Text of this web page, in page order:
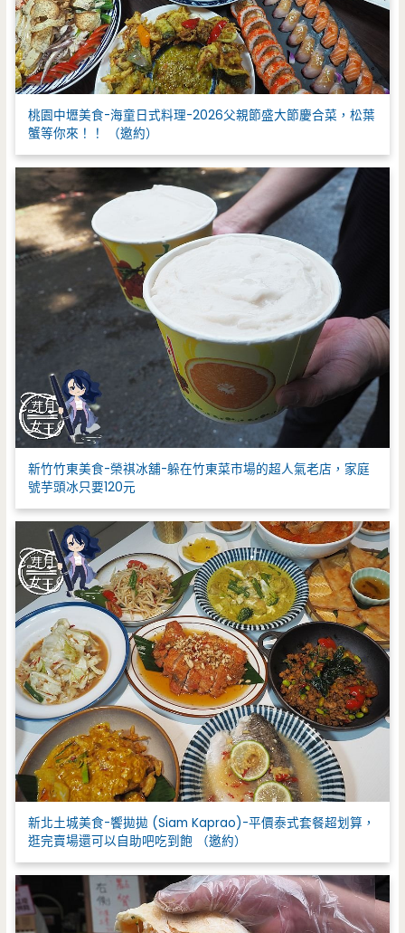
桃園中壢美食-海童日式料理-2026父親節盛大節慶合菜，松葉
蟹等你來！！ （邀約）
新竹竹東美食-榮祺冰舖-躲在竹東菜市場的超人氣老店，家庭
號芋頭冰只要120元
新北土城美食-饗拋拋 (Siam Kaprao)-平價泰式套餐超划算，
逛完賣場還可以自助吧吃到飽 （邀約）